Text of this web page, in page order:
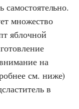
самостоятельно.
множество
яблочной
на
см. ниже)
в